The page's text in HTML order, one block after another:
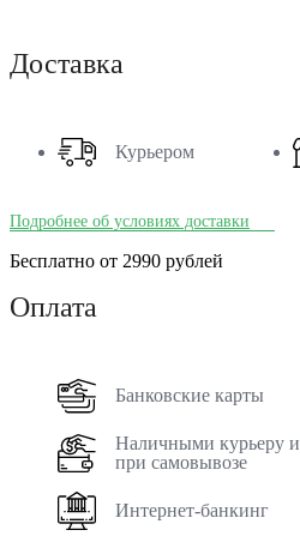
Доставка
Курьером
Подробнее об условиях доставки
Бесплатно от 2990 рублей
Оплата
Банковские карты
Наличными курьеру
при самовывозе
Интернет-банкинг